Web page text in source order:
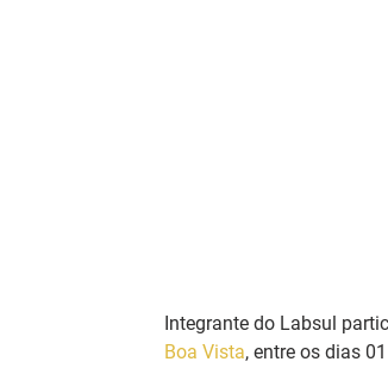
Integrante do Labsul
Boa Vista, entre os dias